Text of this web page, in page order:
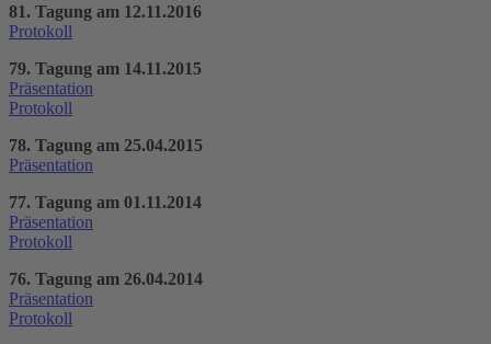
81. Tagung am 12.11.2016
Protokoll
79. Tagung am 14.11.2015
Präsentation
Protokoll
78. Tagung am 25.04.2015
Präsentation
77. Tagung am 01.11.2014
Präsentation
Protokoll
76. Tagung am 26.04.2014
Präsentation
Protokoll